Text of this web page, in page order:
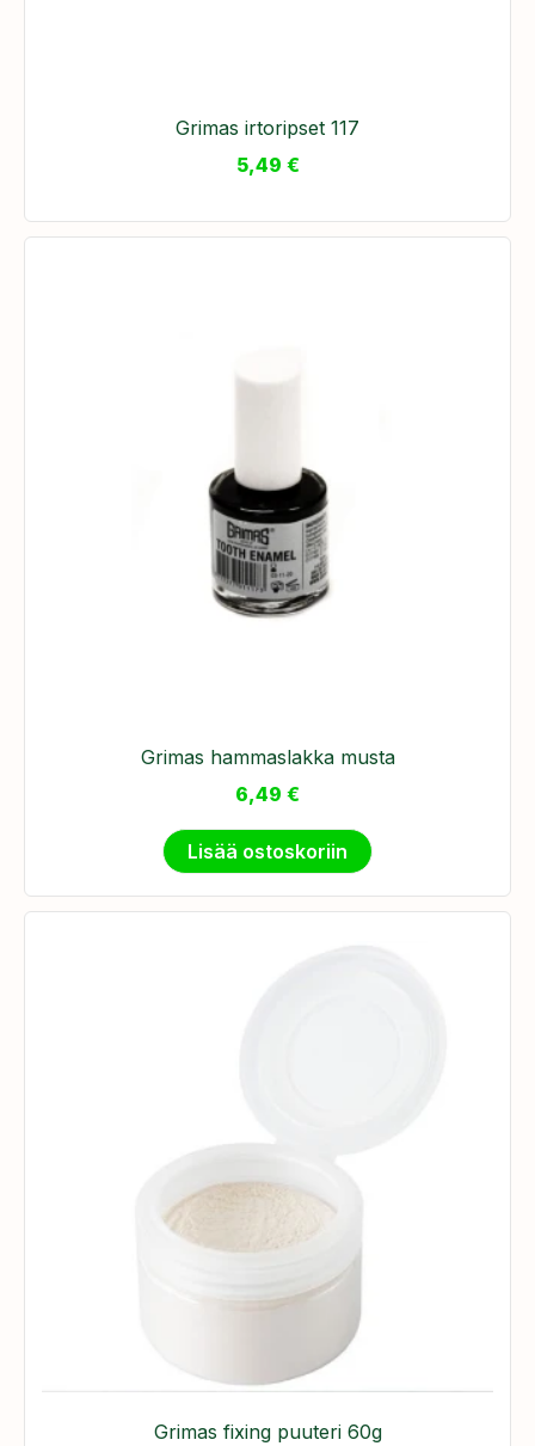
​Grimas irtoripset 117
5,49 €
Grimas hammaslakka musta
6,49 €
Lisää ostoskoriin
Grimas fixing puuteri 60g